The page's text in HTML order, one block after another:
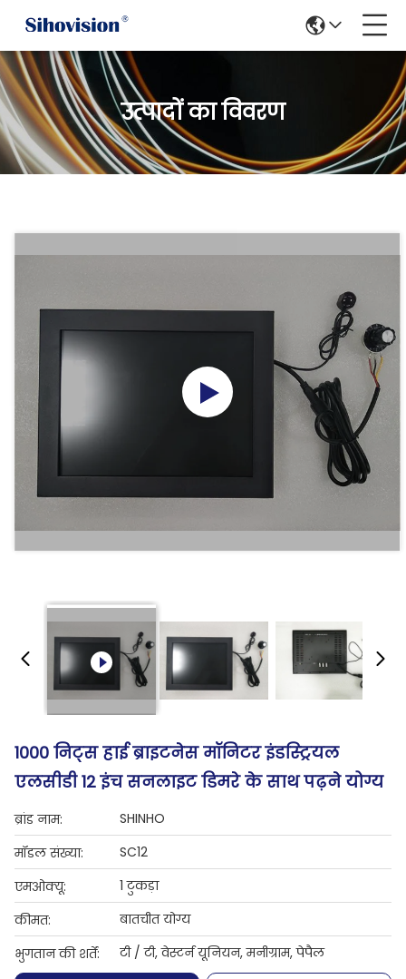
उत्पादों का विवरण
1000 निट्स हाई ब्राइटनेस मॉनिटर इंडस्ट्रियल
एलसीडी 12 इंच सनलाइट डिमरे के साथ पढ़ने योग्य
ब्रांड नाम:
SHINHO
मॉडल संख्या:
SC12
एमओक्यू:
1 टुकड़ा
कीमत:
बातचीत योग्य
भुगतान की शर्तें:
टी / टी, वेस्टर्न यूनियन, मनीग्राम, पेपैल